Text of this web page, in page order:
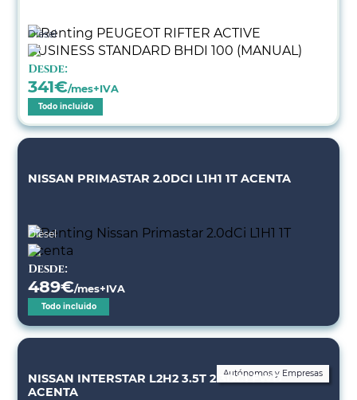
Diésel
Desde:
341€/mes+IVA
Todo incluido
NISSAN PRIMASTAR 2.0DCI L1H1 1T ACENTA
Diésel
Autónomos y Empresas
Desde:
489€/mes+IVA
Todo incluido
NISSAN INTERSTAR L2H2 3.5T 2.3DCI FWD
ACENTA